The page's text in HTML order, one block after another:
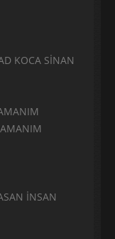
KOCA SİNAN
İNSAN